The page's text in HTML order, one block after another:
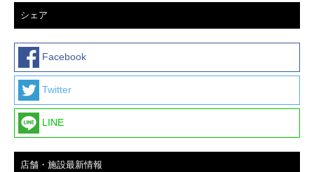
シェア
Facebook
Twitter
LINE
店舗・施設最新情報